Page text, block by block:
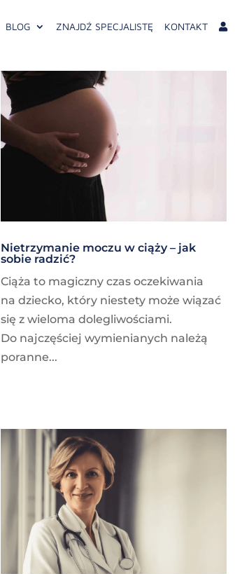
BLOG ZNAJDŹ SPECJALISTĘ KONTAKT
Nietrzymanie moczu w ciąży – jak
sobie radzić?
Ciąża to magiczny czas oczekiwania
na dziecko, który niestety może wiązać
się z wieloma dolegliwościami.
Do najczęściej wymienianych należą
poranne...